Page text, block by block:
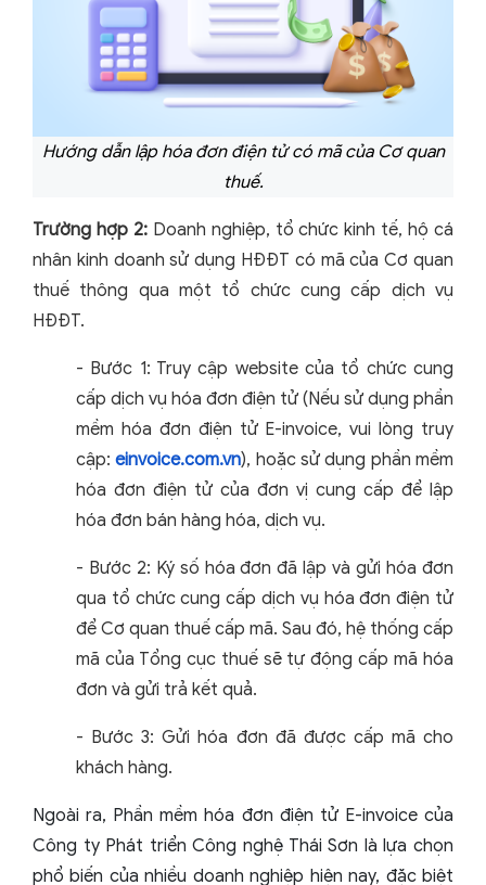
Hướng dẫn lập hóa đơn điện tử có mã của Cơ quan
thuế.
Trường hợp 2: Doanh nghiệp, tổ chức kinh tế, hộ cá
nhân kinh doanh sử dụng HĐĐT có mã của Cơ quan
thuế thông qua một tổ chức cung cấp dịch vụ
HĐĐT.
- Bước 1: Truy cập website của tổ chức cung
cấp dịch vụ hóa đơn điện tử (Nếu sử dụng phần
mềm hóa đơn điện tử E-invoice, vui lòng truy
cập:einvoice.com.vn), hoặc sử dụng phần mềm
hóa đơn điện tử của đơn vị cung cấp để lập
hóa đơn bán hàng hóa, dịch vụ.
- Bước 2: Ký số hóa đơn đã lập và gửi hóa đơn
qua tổ chức cung cấp dịch vụ hóa đơn điện tử
để Cơ quan thuế cấp mã. Sau đó, hệ thống cấp
mã của Tổng cục thuế sẽ tự động cấp mã hóa
đơn và gửi trả kết quả.
- Bước 3: Gửi hóa đơn đã được cấp mã cho
khách hàng.
Ngoài ra, Phần mềm hóa đơn điện tử E-invoice của
Công ty Phát triển Công nghệ Thái Sơn là lựa chọn
phổ biến của nhiều doanh nghiệp hiện nay, đặc biệt